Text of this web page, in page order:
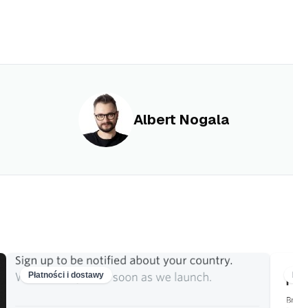
Albert Nogala
Płatności i dostawy